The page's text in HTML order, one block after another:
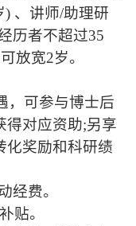
) 、讲师/助理研
历者不超过35
放宽2岁。
可参与博士后
得对应资助;另享
化奖励和科研绩
经费。
贴。